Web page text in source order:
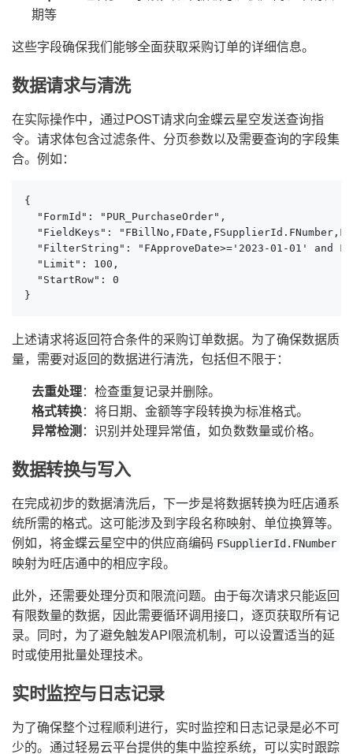
期等
这些字段确保我们能够全面获取采购订单的详细信息。
数据请求与清洗
在实际操作中，通过POST请求向金蝶云星空发送查询指
令。请求体包含过滤条件、分页参数以及需要查询的字段集
合。例如：
{
  "FormId": "PUR_PurchaseOrder",
"FieldKeys":
"FilterString": "FApproveDate>='2023-01-01' and
  "Limit": 100,
  "StartRow": 0
}
上述请求将返回符合条件的采购订单数据。为了确保数据质
量，需要对返回的数据进行清洗，包括但不限于：
去重处理：检查重复记录并删除。
格式转换：将日期、金额等字段转换为标准格式。
异常检测：识别并处理异常值，如负数数量或价格。
数据转换与写入
在完成初步的数据清洗后，下一步是将数据转换为旺店通系
统所需的格式。这可能涉及到字段名称映射、单位换算等。
例如，将金蝶云星空中的供应商编码 FSupplierId.FNumber
映射为旺店通中的相应字段。
此外，还需要处理分页和限流问题。由于每次请求只能返回
有限数量的数据，因此需要循环调用接口，逐页获取所有记
录。同时，为了避免触发API限流机制，可以设置适当的延
时或使用批量处理技术。
实时监控与日志记录
为了确保整个过程顺利进行，实时监控和日志记录是必不可
少的。通过轻易云平台提供的集中监控系统，可以实时跟踪